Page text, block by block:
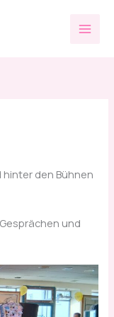
hinter den Bühnen
und